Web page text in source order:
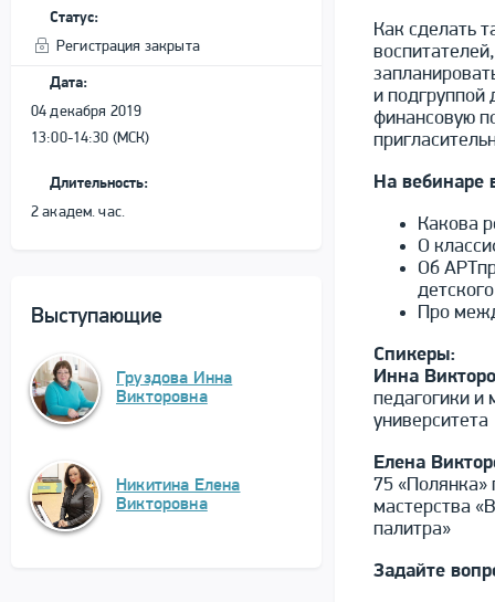
Статус:
Регистрация закрыта
Дата:
04 декабря 2019
13:00-14:30 (МСК)
Длительность:
2 академ. час.
Выступающие
Груздова Инна
Викторовна
Никитина Елена
Викторовна
Как сделать
и подгруппой
финансовую
На вебинаре
Какова
О
Об
Про
Спикеры:
Инна
педагогики и
университета
Елена
75 «Полянка»
мастерства
палитра»
Задайте